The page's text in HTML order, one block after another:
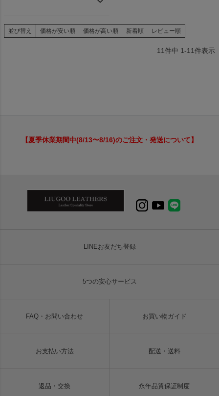
並び替え 価格が安い順 価格が高い順 新着順 レビュー順
11件中 1-11件表示
【夏季休業期間中(8/13〜8/16)のご注文・発送について】
LINEお友だち登録
5つの安心サービス
FAQ・お問い合わせ お買い物ガイド
お支払い方法 配送・送料
返品・交換 永年品質保証制度